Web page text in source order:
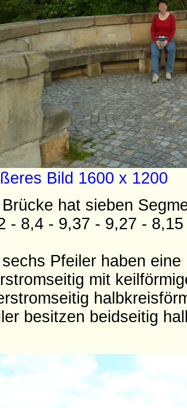
Bild 1600 x 1200
hat sieben
- 8,4 - 9,37 - 9,27 - 8,15
Pfeiler haben
mit
besitzen beidseitig